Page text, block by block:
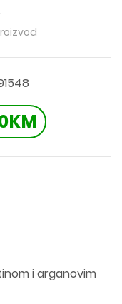
i arganovim